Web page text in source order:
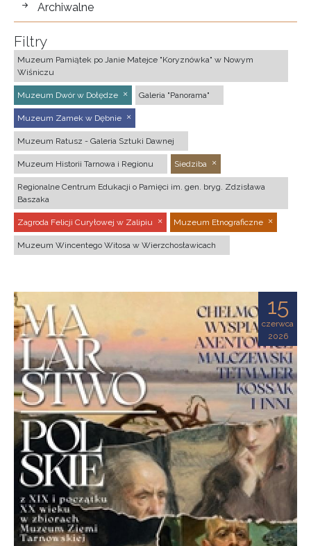
Archiwalne
Filtry
Muzeum Pamiątek po Janie Matejce "Koryznówka" w Nowym
Wiśniczu
Muzeum Dwór w Dołędze Galeria "Panorama"
Muzeum Zamek w Dębnie
Muzeum Ratusz - Galeria Sztuki Dawnej
Muzeum Historii Tarnowa i Regionu Siedziba
Regionalne Centrum Edukacji o Pamięci im. gen. bryg. Zdzisława
Baszaka
Zagroda Felicji Curyłowej w Zalipiu Muzeum Etnograficzne
Muzeum Wincentego Witosa w Wierzchosławicach
15
czerwca
2026